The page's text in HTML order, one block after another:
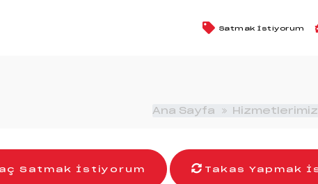
Satmak İstiyorum
Ana Sayfa Hizmetlerimiz
Satmak İstiyorum Takas Yapmak